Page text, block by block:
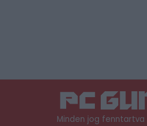
Minden jog fenntartva